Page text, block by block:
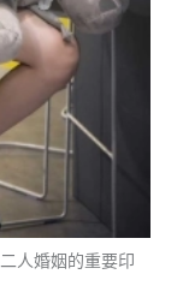
人婚姻的重要印